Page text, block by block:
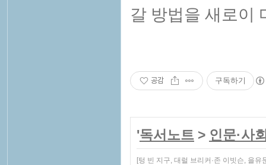
갈 방법을 새로이
공감 구독하기
'독서노트 > 인문·사
[텅 빈 지구, 대럴 브리커·존 이빗슨, 을